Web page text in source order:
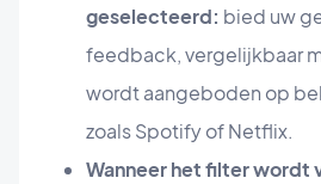
geselecteerd: bied uw
feedback, vergelijkbaar
wordt aangeboden op
zoals Spotify of Netflix.
Wanneer het filter wordt